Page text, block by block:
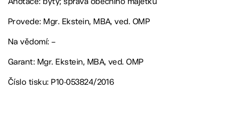
Provede: Mgr. Ekstein, MBA, ved. OMP
Na vědomí: –
Garant: Mgr. Ekstein, MBA, ved. OMP
Číslo tisku: P10-053824/2016